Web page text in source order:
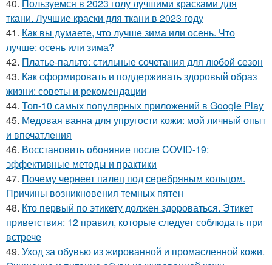
40. Пользуемся в 2023 голу лучшими красками для
ткани. Лучшие краски для ткани в 2023 году
41. Как вы думаете, что лучше зима или осень. Что
лучше: осень или зима?
42. Платье-пальто: стильные сочетания для любой сезон
43. Как сформировать и поддерживать здоровый образ
жизни: советы и рекомендации
44. Топ-10 самых популярных приложений в Google Play
45. Медовая ванна для упругости кожи: мой личный опыт
и впечатления
46. Восстановить обоняние после COVID-19:
эффективные методы и практики
47. Почему чернеет палец под серебряным кольцом.
Причины возникновения темных пятен
48. Кто первый по этикету должен здороваться. Этикет
приветствия: 12 правил, которые следует соблюдать при
встрече
49. Уход за обувью из жированной и промасленной кожи.